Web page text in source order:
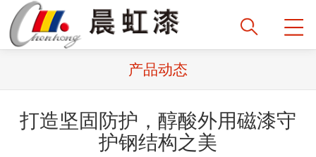
产品动态
打造坚固防护，醇酸外用磁漆守
护钢结构之美